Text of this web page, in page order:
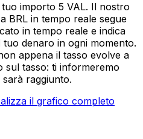
importo 5 VAL. Il nostro
BRL in tempo reale segue
in tempo reale e indica
denaro in ogni momento.
appena il tasso evolve a
sul tasso: ti informeremo
raggiunto.
il grafico completo